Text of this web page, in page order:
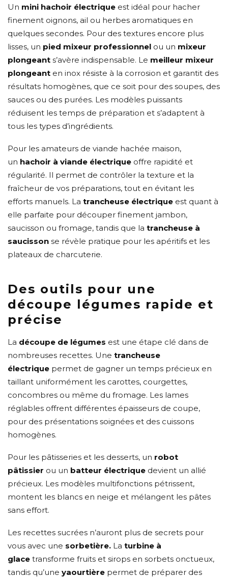
Un mini hachoir électrique est idéal pour hacher
finement oignons, ail ou herbes aromatiques en
quelques secondes. Pour des textures encore plus
lisses, un pied mixeur professionnel ou un mixeur
plongeant s’avère indispensable. Le meilleur mixeur
plongeant en inox résiste à la corrosion et garantit des
résultats homogènes, que ce soit pour des soupes, des
sauces ou des purées. Les modèles puissants
réduisent les temps de préparation et s’adaptent à
tous les types d’ingrédients.
Pour les amateurs de viande hachée maison,
un hachoir à viande électrique offre rapidité et
régularité. Il permet de contrôler la texture et la
fraîcheur de vos préparations, tout en évitant les
efforts manuels. La trancheuse électrique est quant à
elle parfaite pour découper finement jambon,
saucisson ou fromage, tandis que la trancheuse à
saucisson se révèle pratique pour les apéritifs et les
plateaux de charcuterie.
Des outils pour une
découpe légumes rapide et
précise
La découpe de légumes est une étape clé dans de
nombreuses recettes. Une trancheuse
électrique permet de gagner un temps précieux en
taillant uniformément les carottes, courgettes,
concombres ou même du fromage. Les lames
réglables offrent différentes épaisseurs de coupe,
pour des présentations soignées et des cuissons
homogènes.
Pour les pâtisseries et les desserts, un robot
pâtissier ou un batteur électrique devient un allié
précieux. Les modèles multifonctions pétrissent,
montent les blancs en neige et mélangent les pâtes
sans effort.
Les recettes sucrées n’auront plus de secrets pour
vous avec une sorbetière. La turbine à
glace transforme fruits et sirops en sorbets onctueux,
tandis qu’une yaourtière permet de préparer des